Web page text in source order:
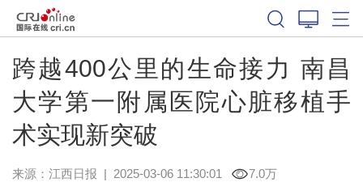
跨越400公里的生命接力 南昌
大学第一附属医院心脏移植手
术实现新突破
来源： 江西日报 | 2025-03-06 11:30:01 7.0万